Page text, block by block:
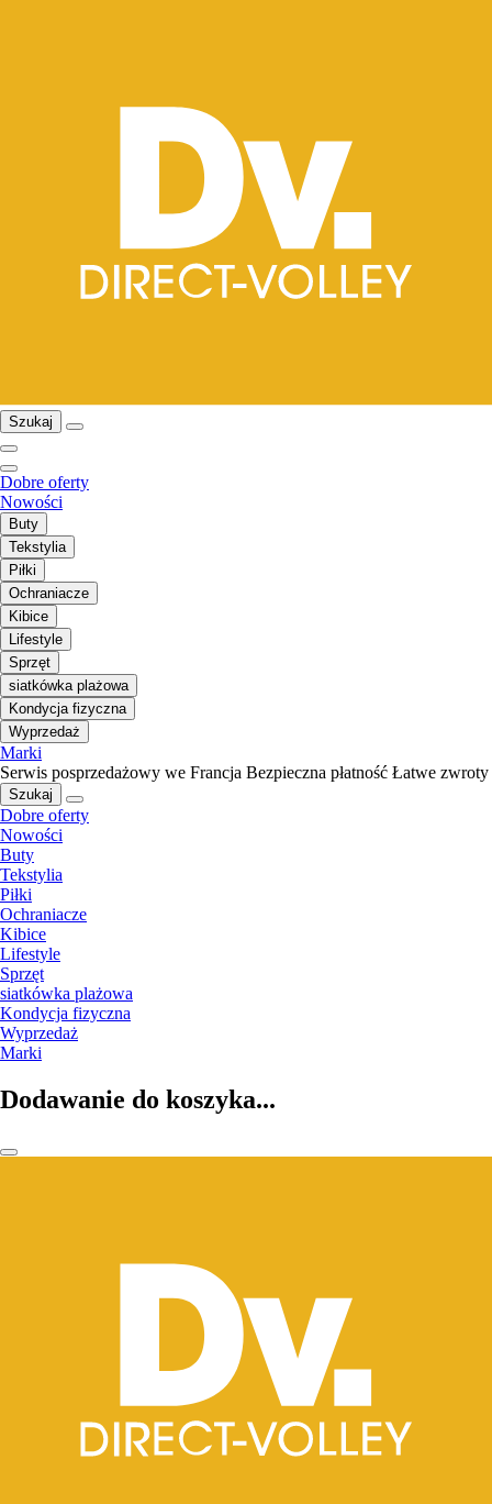
Szukaj
Dobre oferty
Nowości
Buty
Tekstylia
Piłki
Ochraniacze
Kibice
Lifestyle
Sprzęt
siatkówka plażowa
Kondycja fizyczna
Wyprzedaż
Marki
Serwis posprzedażowy we Francja Bezpieczna płatność Łatwe zwroty
Szukaj
Dobre oferty
Nowości
Buty
Tekstylia
Piłki
Ochraniacze
Kibice
Lifestyle
Sprzęt
siatkówka plażowa
Kondycja fizyczna
Wyprzedaż
Marki
Dodawanie do koszyka...